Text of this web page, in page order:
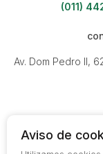
(011)
Av. Dom Pedro II,
Aviso de